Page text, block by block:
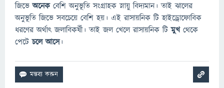
জিভেঅনেকবেশি অনুভূতি সংগ্রাহক স্নায়ু বিদ্যমান। তাই ঝালের
অনুভূতি জিভে সবচেয়ে বেশি হয়। এই রাসায়নিক টি হাইড্রোফোবিক
ধরণের অর্থাৎ জলাবিকর্ষী। তাই জল খেলে রাসায়নিক টিমুখথেকে
পেটেচলে আসে।